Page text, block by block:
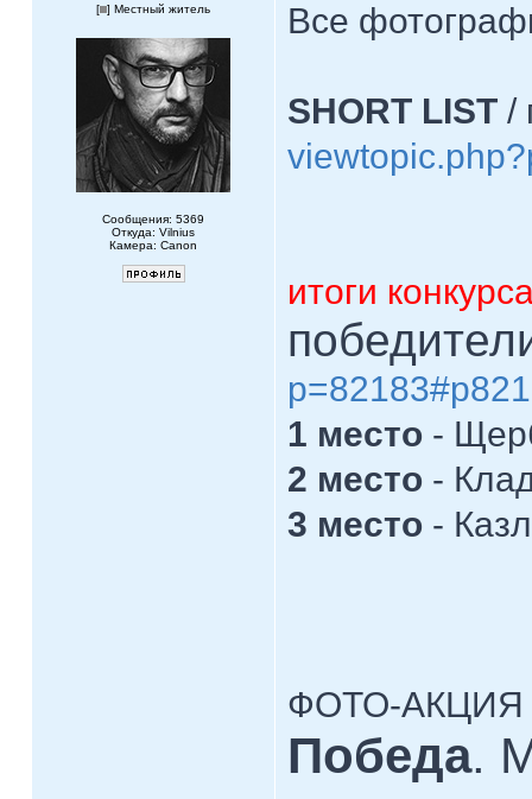
[ ] Местный житель
Сообщения: 5369
Откуда: Vilnius
Камера: Canon
Все
SHORT LIST /
итоги
1 место -
2 место -
3 место -
ФОТО-АКЦИЯ
Победа.